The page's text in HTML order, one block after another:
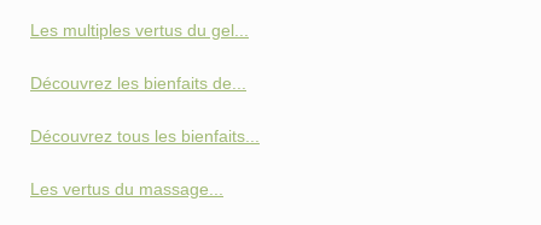
Les multiples vertus du gel...
Découvrez les bienfaits de...
Découvrez tous les bienfaits...
Les vertus du massage...